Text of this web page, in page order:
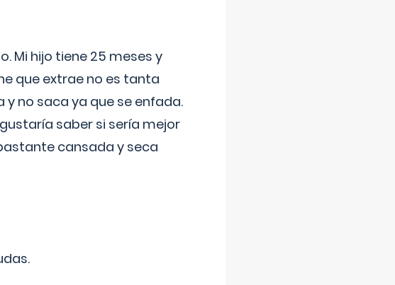
Mi hijo tiene 25 meses y
que extrae no es tanta
no saca ya que se enfada.
saber si sería mejor
cansada y seca